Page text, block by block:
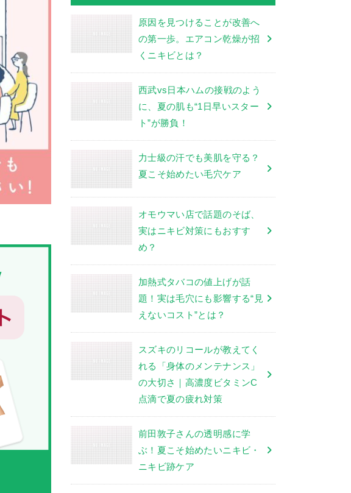
原因を見つけることが改善へ
の第一歩。エアコン乾燥が招
くニキビとは？
西武vs日本ハムの接戦のよう
に、夏の肌も“1日早いスター
ト”が勝負！
力士級の汗でも美肌を守る？
夏こそ始めたい毛穴ケア
オモウマい店で話題のそば、
実はニキビ対策にもおすす
め？
加熱式タバコの値上げが話
題！実は毛穴にも影響する“見
えないコスト”とは？
スズキのリコールが教えてく
れる「身体のメンテナンス」
の大切さ｜高濃度ビタミンC
点滴で夏の疲れ対策
前田敦子さんの透明感に学
ぶ！夏こそ始めたいニキビ・
ニキビ跡ケア